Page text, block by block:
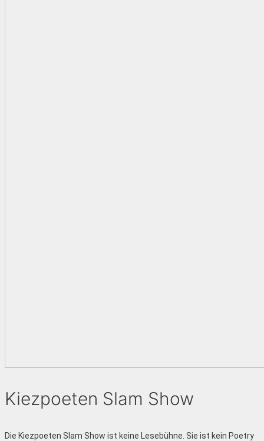
Kiezpoeten Slam Show
Die Kiezpoeten Slam Show ist keine Lesebühne. Sie ist kein Poetry